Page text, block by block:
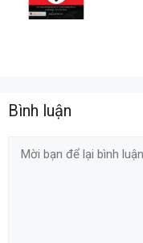
Bình luận
Comment